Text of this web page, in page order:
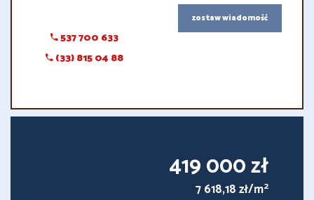
537 700 633
(33) 815 04 88
zostaw wiadomość
419 000 zł
7 618,18 zł/m2